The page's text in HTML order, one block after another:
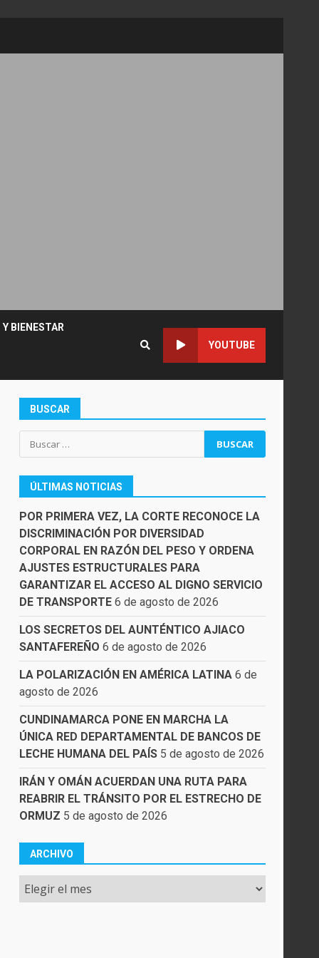
BIENESTAR
YOUTUBE
BUSCAR
Buscar:
ÚLTIMAS NOTICIAS
POR PRIMERA VEZ, LA CORTE RECONOCE LA
DISCRIMINACIÓN POR DIVERSIDAD
CORPORAL EN RAZÓN DEL PESO Y ORDENA
AJUSTES ESTRUCTURALES PARA
GARANTIZAR EL ACCESO AL DIGNO SERVICIO
DE TRANSPORTE 6 de agosto de 2026
LOS SECRETOS DEL AUNTÉNTICO AJIACO
SANTAFEREÑO 6 de agosto de 2026
LA POLARIZACIÓN EN AMÉRICA LATINA 6 de
agosto de 2026
CUNDINAMARCA PONE EN MARCHA LA
ÚNICA RED DEPARTAMENTAL DE BANCOS DE
LECHE HUMANA DEL PAÍS 5 de agosto de 2026
IRÁN Y OMÁN ACUERDAN UNA RUTA PARA
REABRIR EL TRÁNSITO POR EL ESTRECHO DE
ORMUZ 5 de agosto de 2026
ARCHIVO
Archivo